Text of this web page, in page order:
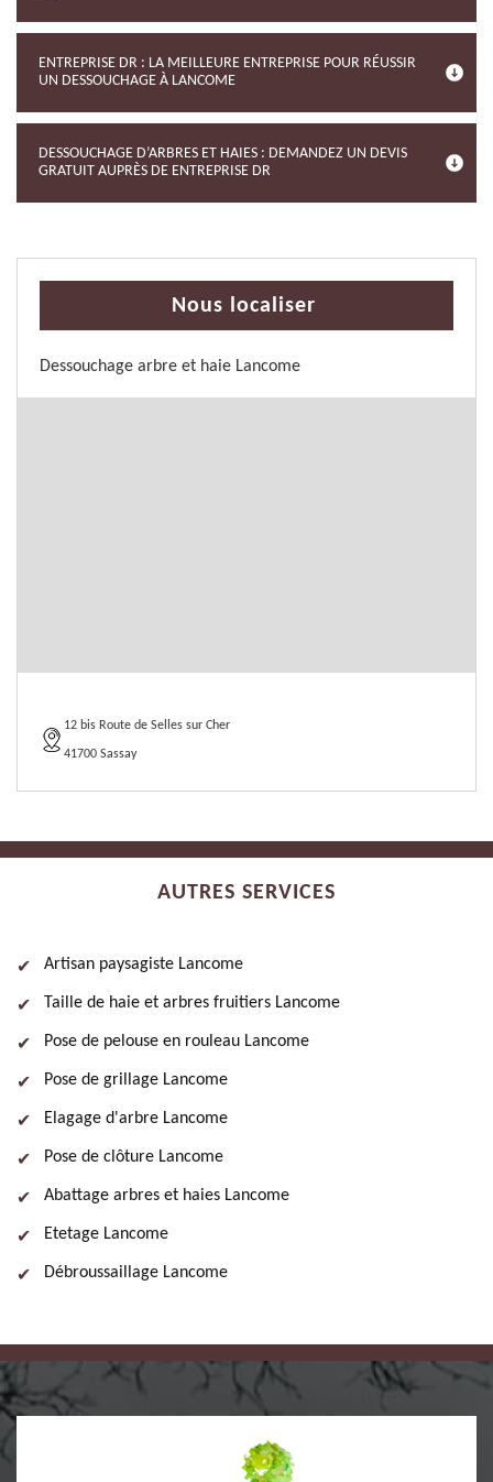
ENTREPRISE DR : LA MEILLEURE ENTREPRISE POUR RÉUSSIR
UN DESSOUCHAGE À LANCOME
DESSOUCHAGE D’ARBRES ET HAIES : DEMANDEZ UN DEVIS
GRATUIT AUPRÈS DE ENTREPRISE DR
Nous localiser
Dessouchage arbre et haie Lancome
12 bis Route de Selles sur Cher
41700 Sassay
AUTRES SERVICES
Artisan paysagiste Lancome
Taille de haie et arbres fruitiers Lancome
Pose de pelouse en rouleau Lancome
Pose de grillage Lancome
Elagage d'arbre Lancome
Pose de clôture Lancome
Abattage arbres et haies Lancome
Etetage Lancome
Débroussaillage Lancome